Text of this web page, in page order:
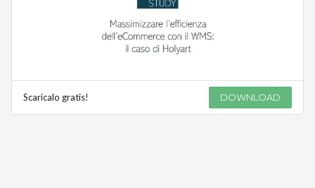
Scaricalo gratis! DOWNLOAD